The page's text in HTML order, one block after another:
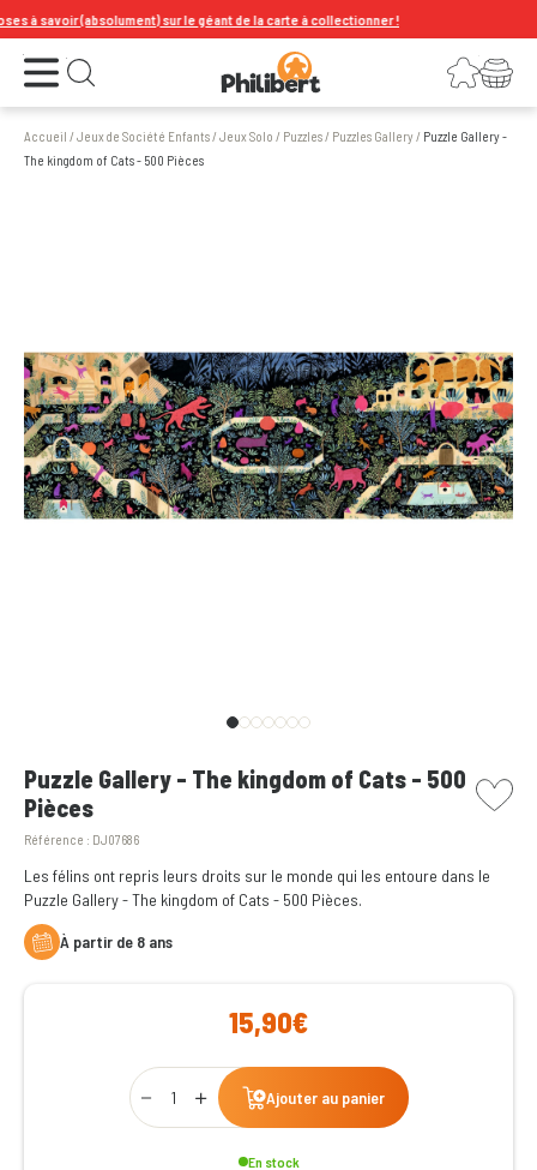
à savoir (absolument) sur le géant de la carte à collectionner !
Ouvrir le menu Ouvrir la recherche Connexion
Votre panier
Accueil /Jeux de Société Enfants/Jeux Solo / Puzzles/ Puzzles Gallery/ Puzzle Gallery -
The kingdom of Cats - 500 Pièces
Puzzle Gallery - The kingdom of Cats - 500
Pièces
Référence : DJ07686
picto
Les félins ont repris leurs droits sur le monde qui les entoure dans le
Puzzle Gallery - The kingdom of Cats - 500 Pièces.
à partir de 8 ans
15,90€
Qty
Ajouter au panier
En stock